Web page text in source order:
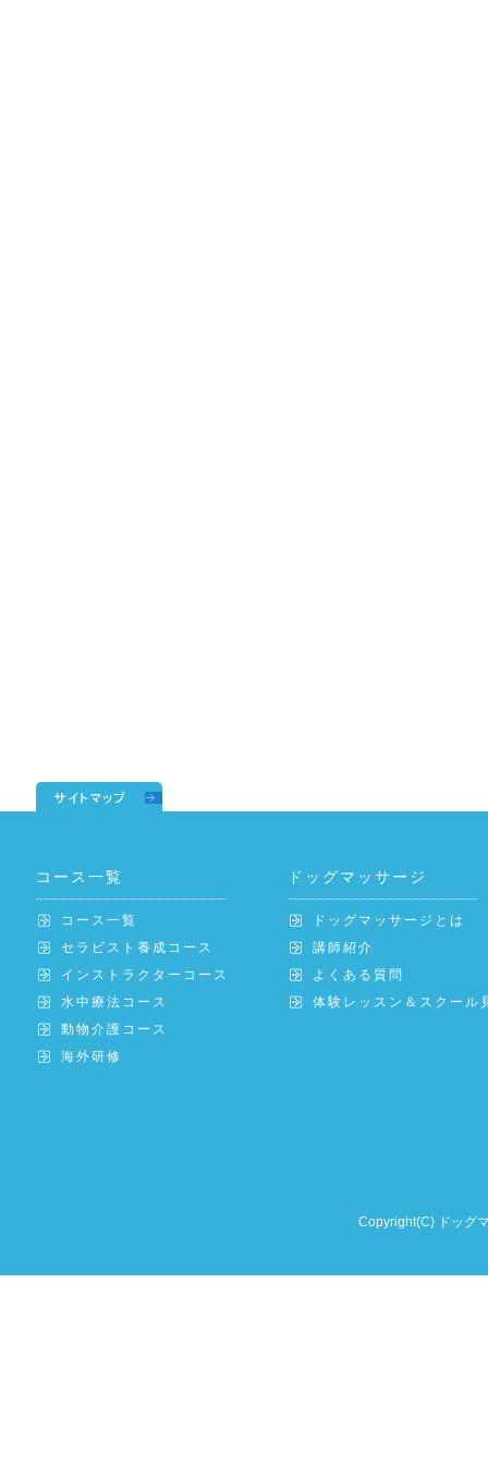
コース一覧 ドッグマッサージ
コース一覧
ドッグマッサージとは
セラピスト養成コース
講師紹介
インストラクターコース
よくある質問
水中療法コース
体験レッスン＆スクール
動物介護コース
海外研修
Copyright(C) ドッグ